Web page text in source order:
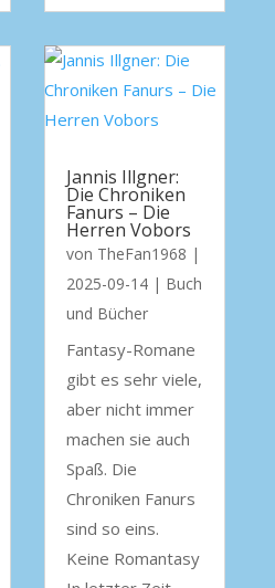
Jannis Illgner:
Die Chroniken
Fanurs – Die
Herren Vobors
von TheFan1968 |
2025-09-14| Buch
und Bücher
Fantasy-Romane
gibt es sehr viele,
aber nicht immer
machen sie auch
Spaß. Die
Chroniken Fanurs
sind so eins.
Keine Romantasy